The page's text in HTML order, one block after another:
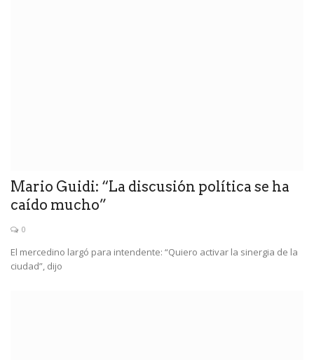
Mario Guidi: “La discusión política se ha
caído mucho”
0
El mercedino largó para intendente: “Quiero activar la sinergia de la
ciudad”, dijo